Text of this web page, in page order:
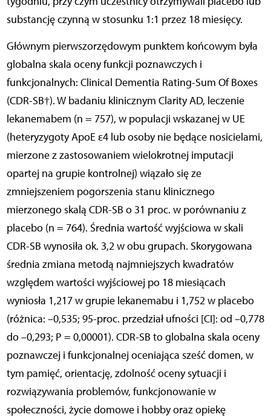
substancję czynną w stosunku 1:1 przez 18 miesięcy.
Głównym pierwszorzędowym punktem końcowym była
globalna skala oceny funkcji poznawczych i
funkcjonalnych: Clinical Dementia Rating-Sum Of Boxes
(CDR-SB†). W badaniu klinicznym Clarity AD, leczenie
lekanemabem (n = 757), w populacji wskazanej w UE
(heteryzygoty ApoE ε4 lub osoby nie będące nosicielami,
mierzone z zastosowaniem wielokrotnej imputacji
opartej na grupie kontrolnej) wiązało się ze
zmniejszeniem pogorszenia stanu klinicznego
mierzonego skalą CDR-SB o 31 proc. w porównaniu z
placebo (n = 764). Średnia wartość wyjściowa w skali
CDR-SB wynosiła ok. 3,2 w obu grupach. Skorygowana
średnia zmiana metodą najmniejszych kwadratów
względem wartości wyjściowej po 18 miesiącach
wyniosła 1,217 w grupie lekanemabu i 1,752 w placebo
(różnica: –0,535; 95-proc. przedział ufności [CI]: od –0,778
do –0,293; P = 0,00001). CDR-SB to globalna skala oceny
poznawczej i funkcjonalnej oceniająca sześć domen, w
tym pamięć, orientację, zdolność oceny sytuacji i
rozwiązywania problemów, funkcjonowanie w
społeczności, życie domowe i hobby oraz opiekę